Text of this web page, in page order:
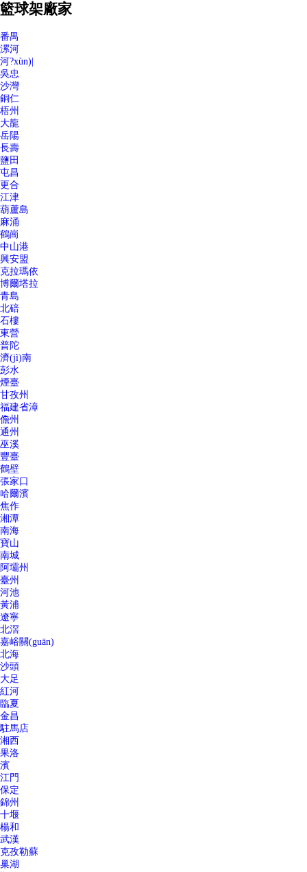
籃球架廠家
番禺
漯河
河?xùn)|
吳忠
沙灣
銅仁
梧州
大龍
岳陽
長壽
鹽田
屯昌
更合
江津
葫蘆島
麻涌
鶴崗
中山港
興安盟
克拉瑪依
博爾塔拉
青島
北碚
石樓
東營
普陀
濟(jì)南
彭水
煙臺
甘孜州
福建省漳
儋州
通州
巫溪
豐臺
鶴壁
張家口
哈爾濱
焦作
湘潭
南海
寶山
南城
阿壩州
臺州
河池
黃浦
遼寧
北滘
嘉峪關(guān)
北海
沙頭
大足
紅河
臨夏
金昌
駐馬店
湘西
果洛
濱
江門
保定
錦州
十堰
楊和
武漢
克孜勒蘇
巢湖